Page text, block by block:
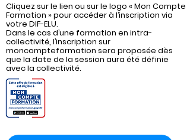
Cliquez sur le lien ou sur le logo « Mon Compte
Formation » pour accéder à l’inscription via
votre DIF-ELU.
Dans le cas d’une formation en intra-
collectivité, l’inscription sur
moncompteformation sera proposée dès
que la date de la session aura été définie
avec la collectivité.